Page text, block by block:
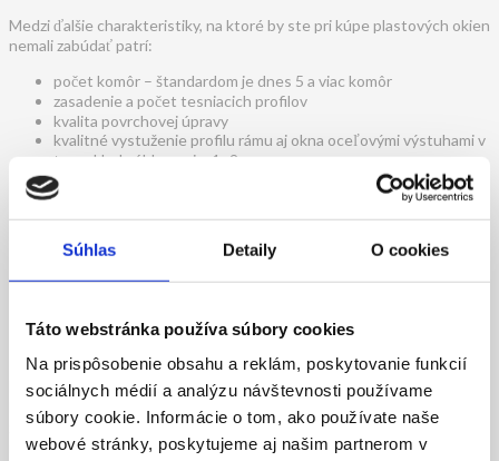
Súhlas Detaily O cookies
Táto webstránka používa súbory cookies
Na prispôsobenie obsahu a reklám, poskytovanie funkcií
sociálnych médií a analýzu návštevnosti používame
súbory cookie. Informácie o tom, ako používate naše
webové stránky, poskytujeme aj našim partnerom v
Medzi ďalšie charakteristiky, na ktoré by ste pri kúpe plastových okien
nemali zabúdať patrí:
počet komôr – štandardom je dnes 5 a viac komôr
zasadenie a počet tesniacich profilov
kvalita povrchovej úpravy
kvalitné vystuženie profilu rámu aj okna oceľovými výstuhami v
tvare U s hrúbkou min. 1- 2 mm
možnosť výmeny okenného tesnenia
kvalita spravovania profilu najmä v rohoch
druh použitého kovania
Hliníkmôžeme považovať za ekologický materiál. Neobsahuje ťažké
kovy ani nečistoty, nie je nebezpečný pre ľudský organizmus a
zachováva si svoju ekologickosť počas celej životnosti. Dá sa
recyklovať a je veľmi odolný voči výkyvom teplôt smerom nahor aj